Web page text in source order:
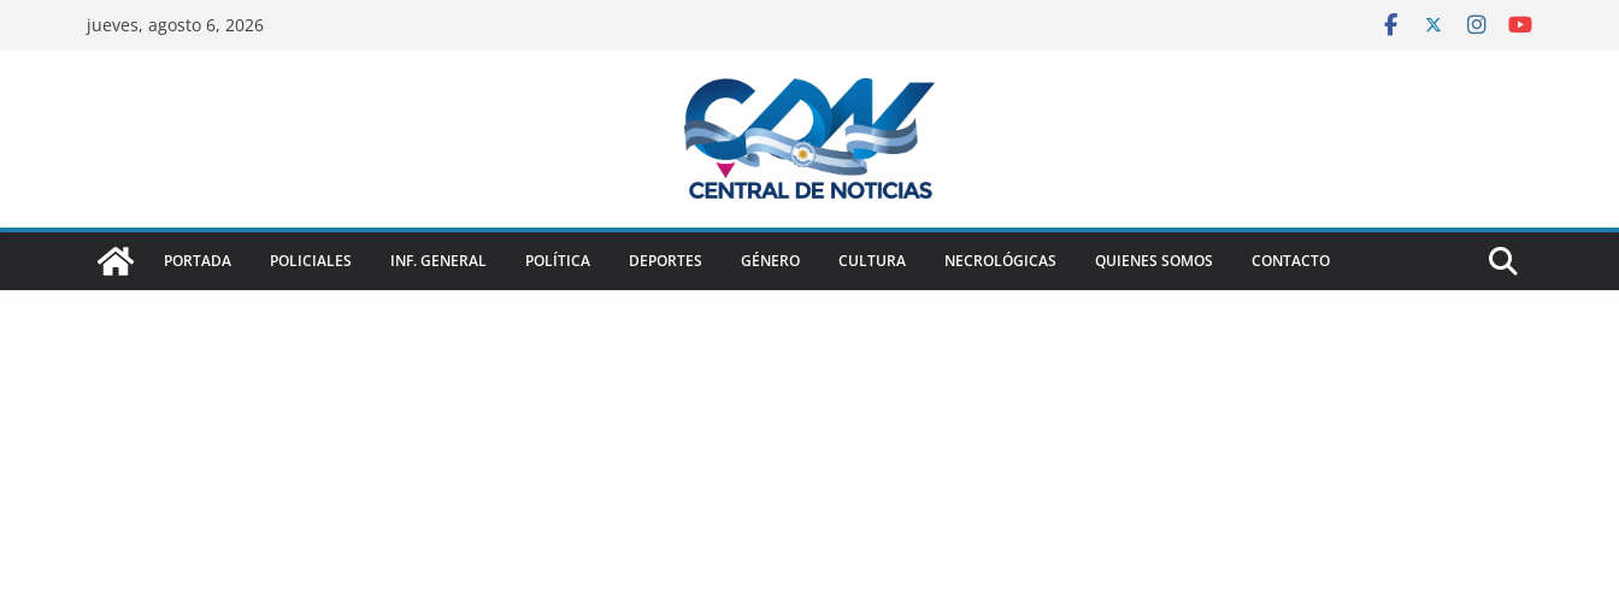
jueves, agosto 6, 2026
PORTADA POLICIALES INF. GENERAL POLÍTICA DEPORTES GÉNERO CULTURA NECROLÓGICAS QUIENES SOMOS CONTACTO